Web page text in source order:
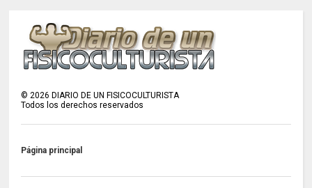
©2026 DIARIO DE UN FISICOCULTURISTA
Todos los derechos reservados
Página principal